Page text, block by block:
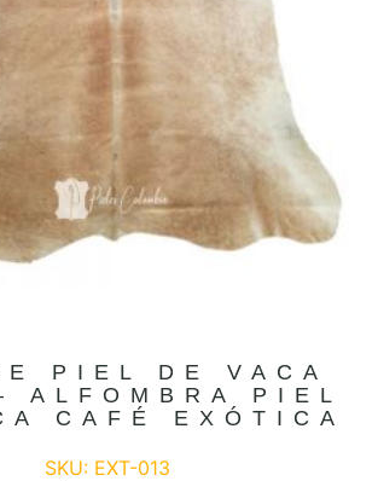
PIEL DE VACA
ALFOMBRA PIEL
CAFÉ EXÓTICA
SKU: EXT-013